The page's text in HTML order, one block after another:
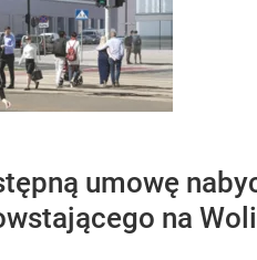
umowę
na